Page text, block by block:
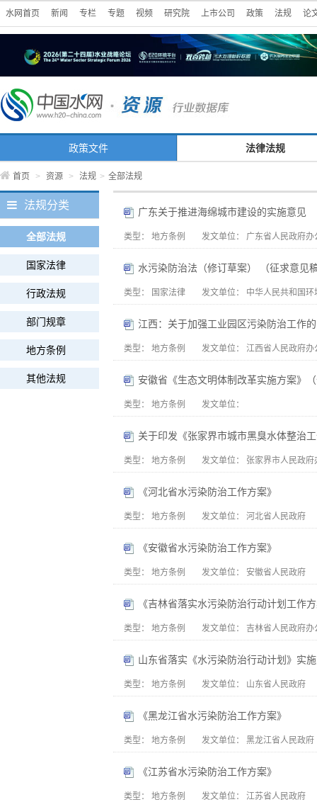
水网首页 新闻 专栏 专题 视频 研究院 上市公司 政策 法规 论
政策文件 法律法规
首页 > 资源 > 法规 > 全部法规
法规分类
全部法规
国家法律
行政法规
部门规章
地方条例
其他法规
广东关于推进海绵城市建设的实施意见
类型： 地方条例 发文单位： 广东省人民政府办
水污染防治法（修订草案） （征求意见
类型： 国家法律 发文单位： 中华人民共和国环
江西：关于加强工业园区污染防治工作
类型： 地方条例 发文单位： 江西省人民政府办
安徽省《生态文明体制改革实施方案》
类型： 地方条例 发文单位：
关于印发《张家界市城市黑臭水体整治
类型： 地方条例 发文单位： 张家界市人民政府
《河北省水污染防治工作方案》
类型： 地方条例 发文单位： 河北省人民政府
《安徽省水污染防治工作方案》
类型： 地方条例 发文单位： 安徽省人民政府
《吉林省落实水污染防治行动计划工作
类型： 地方条例 发文单位： 吉林省人民政府办
山东省落实《水污染防治行动计划》实
类型： 地方条例 发文单位： 山东省人民政府
《黑龙江省水污染防治工作方案》
类型： 地方条例 发文单位： 黑龙江省人民政府
《江苏省水污染防治工作方案》
类型： 地方条例 发文单位： 江苏省人民政府